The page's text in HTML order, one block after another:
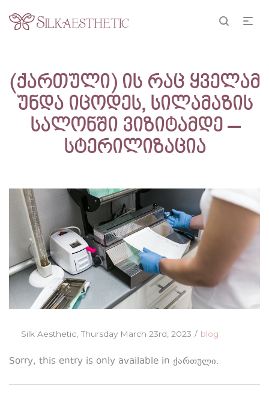
(ქართული) ის რაც ყველამ
უნდა იცოდეს, სილამაზის
სალონში ვიზიტამდე –
სტერილიზაცია
Silk Aesthetic Posted
Thursday March 23rd, 2023
Posted
blog
Sorry, this entry is only available in ქართული.